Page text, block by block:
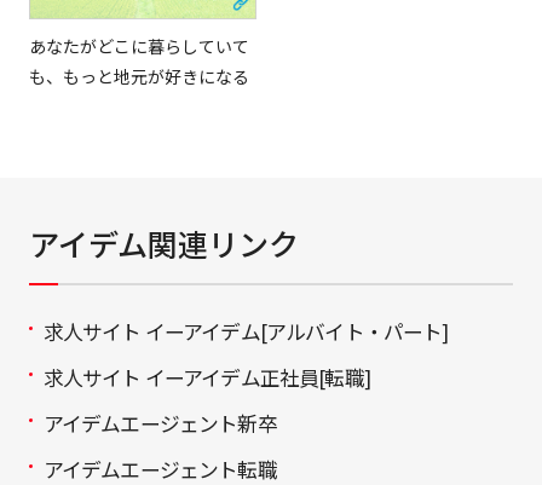
あなたがどこに暮らしていて
も、もっと地元が好きになる
アイデム関連リンク
求人サイト イーアイデム[アルバイト・パート]
求人サイト イーアイデム正社員[転職]
アイデムエージェント新卒
アイデムエージェント転職